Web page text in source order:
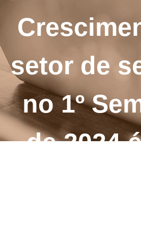
setor de
no 1º
de 2024